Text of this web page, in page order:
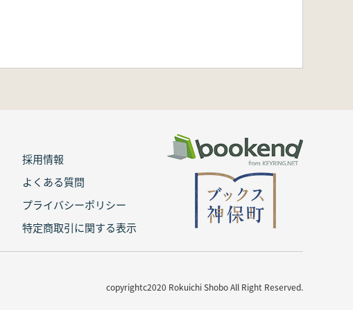
採用情報
よくある質問
プライバシーポリシー
特定商取引に関する表示
copyrightc2020 Rokuichi Shobo All Right Reserved.